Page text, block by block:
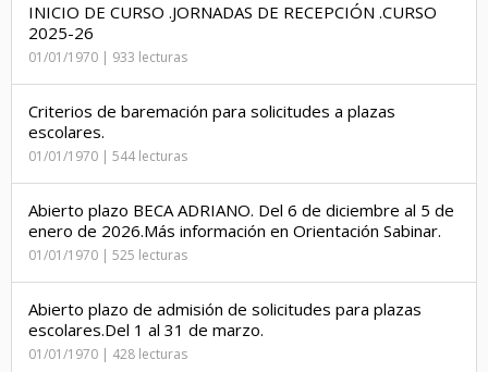
INICIO DE CURSO .JORNADAS DE RECEPCIÓN .CURSO
2025-26
01/01/1970 | 933 lecturas
Criterios de baremación para solicitudes a plazas
escolares.
01/01/1970 | 544 lecturas
Abierto plazo BECA ADRIANO. Del 6 de diciembre al 5 de
enero de 2026.Más información en Orientación Sabinar.
01/01/1970 | 525 lecturas
Abierto plazo de admisión de solicitudes para plazas
escolares.Del 1 al 31 de marzo.
01/01/1970 | 428 lecturas